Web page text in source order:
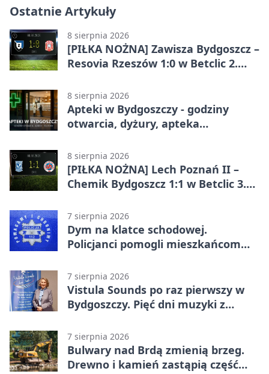
Ostatnie Artykuły
8 sierpnia 2026
[PIŁKA NOŻNA] Zawisza Bydgoszcz –
Resovia Rzeszów 1:0 w Betclic 2.
8 sierpnia 2026
Apteki w Bydgoszczy - godziny
otwarcia, dyżury, apteka
8 sierpnia 2026
[PIŁKA NOŻNA] Lech Poznań II –
Chemik Bydgoszcz 1:1 w Betclic 3.
Bydgoszczanie wywieźli punkt z
Wronek
7 sierpnia 2026
Dym na klatce schodowej.
Policjanci pomogli mieszkańcom
7 sierpnia 2026
Vistula Sounds po raz pierwszy w
Bydgoszczy. Pięć dni muzyki z
7 sierpnia 2026
Bulwary nad Brdą zmienią brzeg.
Drewno i kamień zastąpią część